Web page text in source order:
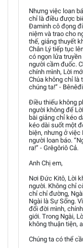
Nhưng việc loan
chỉ là điều được
Đaminh cô đọng
niệm và trao cho
thế, giảng thuyết
Chân Lý tiếp tục
có ngọn lửa
người cầm đuốc.
chính mình, Lời
Chúa không chỉ là
chúng ta!” -
Điều thiếu không
người không để
bài giảng chỉ kéo
kéo dài suốt một
biện, nhưng ở
người loan báo.
ra!” - Grêgôriô Cả.
Anh Chị em,
Nơi Đức Kitô, Lời
người. Không chỉ
chỉ chỉ đường,
Ngài là Sự Sống.
đổi đời mình,
giới. Trong Ngài,
không thuận tiện,
Chúng ta có thể